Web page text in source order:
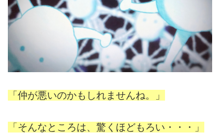
「仲が悪いのかもしれませんね。」
「そんなところは、驚くほどもろい・・・」